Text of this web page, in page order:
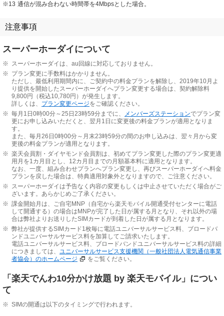
※13 通信が混み合わない時間帯を4Mbpsとした場合。
注意事項
スーパーホーダイについて
※ スーパーホーダイは、au回線に対応しておりません。
※ プラン変更に手数料はかかりません。
ただし、最低利用期間内に、ご契約中の料金プランを解除し、2019年10月よ
り提供を開始したスーパーホーダイへプラン変更する場合は、契約解除料
9,800円（税込10,780円）が発生します。
詳しくは、 プラン変更ページをご確認ください。
※ 毎月1日0時00分～25日23時59分までに、 メンバーズステーションでプラン変
更にお申し込みいただくと、翌月1日に変更後の料金プランが適用となりま
す。
また、毎月26日0時00分～月末23時59分の間のお申し込みは、翌々月から変
更後の料金プランが適用となります。
※ 楽天会員割・ダイヤモンド会員割は、初めてプラン変更した際のプラン変更適
用月を1カ月目とし、12カ月目までの月額基本料に適用となります。
なお、一度、組み合わせプランへプラン変更し、再びスーパーホーダイへ料金
プランを戻した場合は、特典適用対象外となりますので、ご注意ください。
※ スーパーホーダイは予告なく内容の変更もしくは中止させていただく場合がご
ざいます。あらかじめご了承ください。
※ 課金開始月は、ご自宅MNP（自宅から楽天モバイル開通受付センターに電話
して開通する）の場合はMNPが完了した日が属する月となり、それ以外の場
合は弊社よりお送りしたSIMカードが到着した日が属する月となります。
※ 弊社が提供するSIMカード1枚毎に電話ユニバーサルサービス料、ブロードバ
ンドユニバーサルサービス料を加算してご請求いたします。
電話ユニバーサルサービス料、ブロードバンドユニバーサルサービス料の詳細
につきましては、 ユニバーサルサービス支援機関（一般社団法人電気通信事業
者協会）のホームページ
をご覧ください。
「楽天でんわ10分かけ放題 by 楽天モバイル」につい
て
※ SIMの開通は以下のタイミングで行われます。